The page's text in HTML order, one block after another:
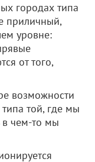
городах типа
приличный,
уровне:
от того,
возможности
той, где мы
в чем-то мы